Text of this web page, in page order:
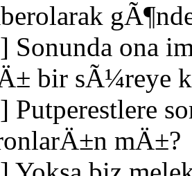
Sonunda ona
bir sÃ¼reye
Putperestlere
mÄ±?